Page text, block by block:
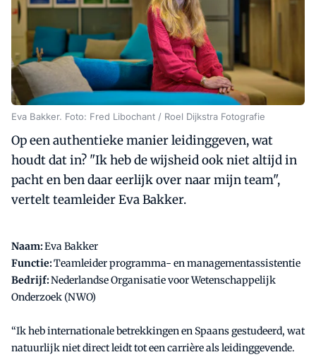
Eva Bakker. Foto: Fred Libochant / Roel Dijkstra Fotografie
Op een authentieke manier leidinggeven, wat
houdt dat in? "Ik heb de wijsheid ook niet altijd in
pacht en ben daar eerlijk over naar mijn team",
vertelt teamleider Eva Bakker.
Naam:Eva Bakker
Functie:Teamleider programma- en managementassistentie
Bedrijf:Nederlandse Organisatie voor Wetenschappelijk
Onderzoek (NWO)
“Ik heb internationale betrekkingen en Spaans gestudeerd, wat
natuurlijk niet direct leidt tot een carrière als leidinggevende.